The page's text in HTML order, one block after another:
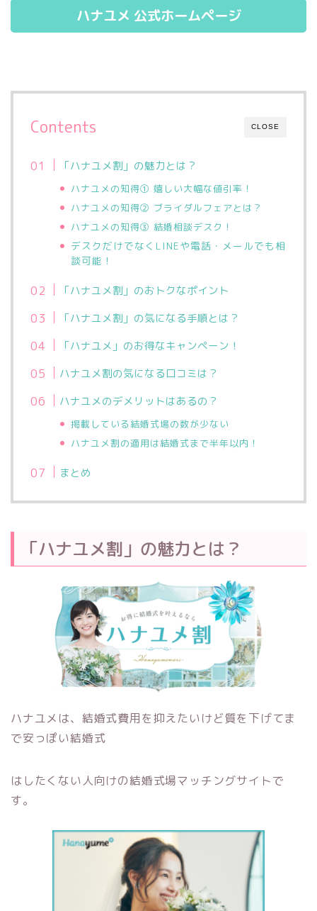
ハナユメ 公式ホームページ
CLOSE
Contents
「ハナユメ割」の魅力とは？
ハナユメの知得① 嬉しい大幅な値引率！
ハナユメの知得② ブライダルフェアとは？
ハナユメの知得③ 結婚相談デスク！
デスクだけでなくLINEや電話・メールでも相
談可能！
「ハナユメ割」のおトクなポイント
「ハナユメ割」の気になる手順とは？
「ハナユメ」のお得なキャンペーン！
ハナユメ割の気になる口コミは？
ハナユメのデメリットはあるの？
掲載している結婚式場の数が少ない
ハナユメ割の適用は結婚式まで半年以内！
まとめ
「ハナユメ割」の魅力とは？
ハナユメは、結婚式費用を抑えたいけど質を下げてま
で安っぽい結婚式
はしたくない人向けの結婚式場マッチングサイトで
す。